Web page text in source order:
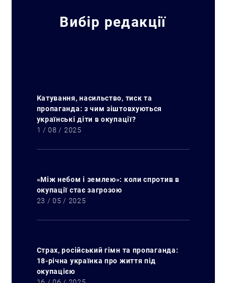
Вибір редакції
Катування, насильство, тиск та
пропаганда: з чим зіштовхуються
українські діти в окупації?
1 / 08 / 2025
«Між небом і землею»: коли спротив в
окупації стає загрозою
23 / 05 / 2025
Страх, російський гімн та пропаганда:
18-річна українка про життя під
окупацією